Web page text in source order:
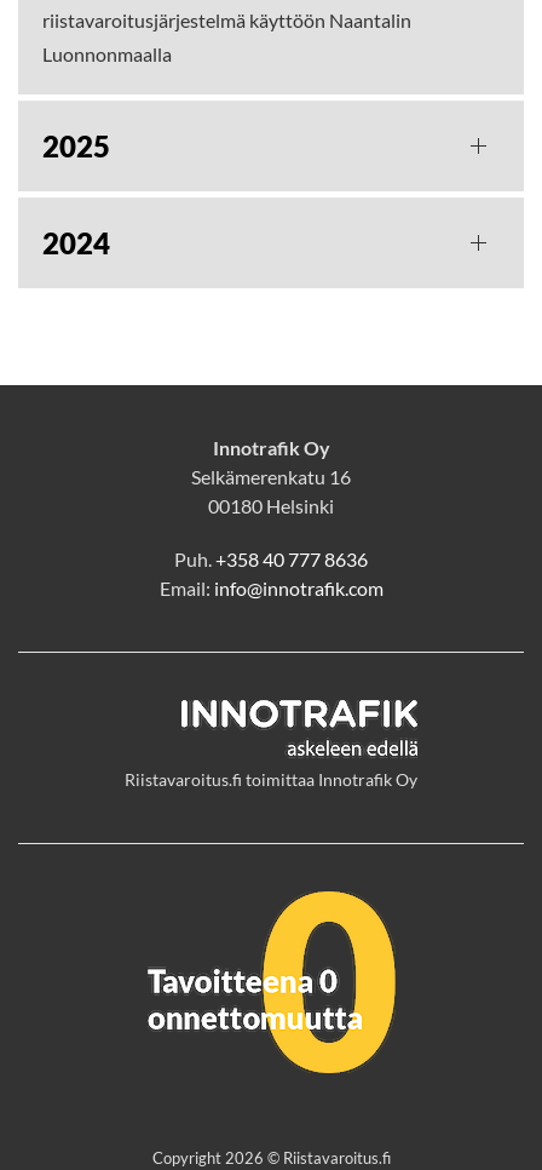
riistavaroitusjärjestelmä käyttöön Naantalin
Luonnonmaalla
2025
2024
Innotrafik Oy
Selkämerenkatu 16
00180 Helsinki
Puh.+358 40 777 8636
Email: info@innotrafik.com
Riistavaroitus.fi toimittaa Innotrafik Oy
Copyright 2026 © Riistavaroitus.fi